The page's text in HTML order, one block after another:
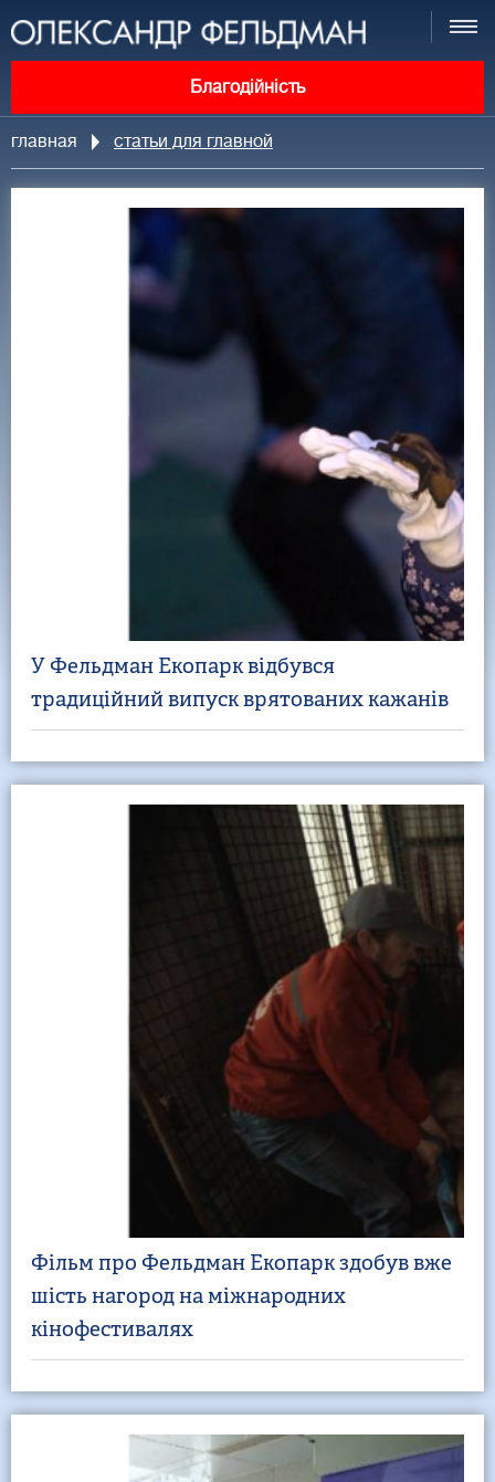
Благодійність
главная статьи для главной
У Фельдман Екопарк відбувся
традиційний випуск врятованих кажанів
Фільм про Фельдман Екопарк здобув вже
шість нагород на міжнародних
кінофестивалях